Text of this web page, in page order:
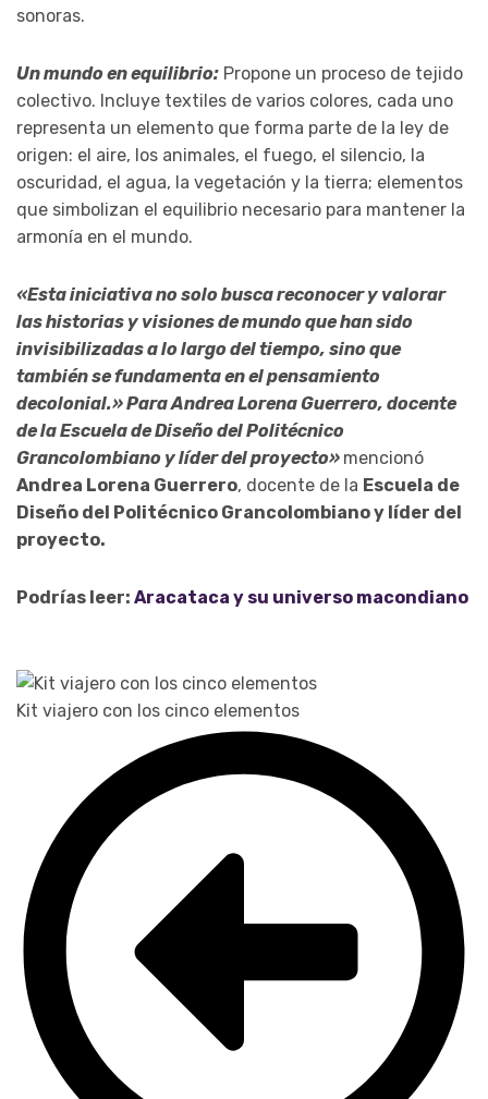
sonoras.
Un mundo en equilibrio: Propone un proceso de tejido
colectivo. Incluye textiles de varios colores, cada uno
representa un elemento que forma parte de la ley de
origen: el aire, los animales, el fuego, el silencio, la
oscuridad, el agua, la vegetación y la tierra; elementos
que simbolizan el equilibrio necesario para mantener la
armonía en el mundo.
«Esta iniciativa no solo busca reconocer y valorar
las historias y visiones de mundo que han sido
invisibilizadas a lo largo del tiempo, sino que
también se fundamenta en el pensamiento
decolonial.» Para Andrea Lorena Guerrero, docente
de la Escuela de Diseño del Politécnico
Grancolombiano y líder del proyecto» mencionó
Andrea Lorena Guerrero, docente de la Escuela de
Diseño del Politécnico Grancolombiano y líder del
proyecto.
Podrías leer: Aracataca y su universo macondiano
Kit viajero con los cinco elementos